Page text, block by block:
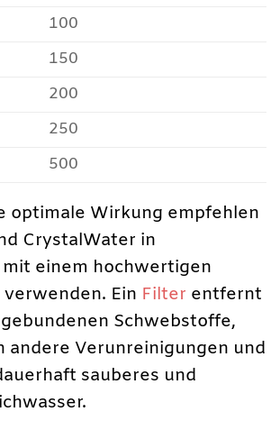
100
150
200
250
500
optimale Wirkung empfehlen
CrystalWater in
einem hochwertigen
Ein Filter entfernt
Schwebstoffe,
andere Verunreinigungen und
sauberes und